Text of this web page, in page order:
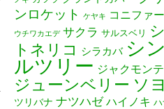
ンロケット
ケヤキ コニファー
ウチワカエデ サクラ サルスベリ
トネリコ
シラカバ シ
ルツリー ジャクモン
ジューンベリー ソ
ツリバナ ナツハゼ ハイノキ ハ